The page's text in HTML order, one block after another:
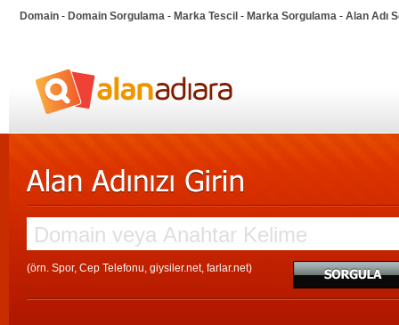
Domain - Domain Sorgulama - Marka Tescil - Marka Sorgulama - Alan Adı
(örn. Spor, Cep Telefonu, giysiler.net, farlar.net)